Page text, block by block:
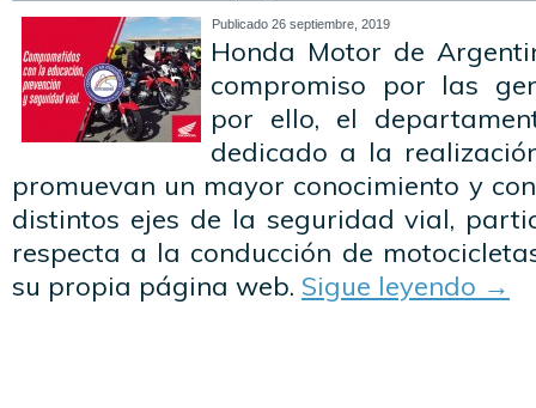
Publicado 26 septiembre, 2019
Honda Motor de
compromiso por las
por ello, el
dedicado a la
promuevan un mayor conocimiento y
distintos ejes de la seguridad vial,
respecta a la conducción de
su propia página web. Sigue leyendo →